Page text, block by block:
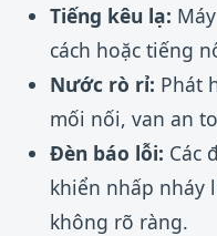
Tiếng kêu lạ:
cách hoặc tiếng
Nước rò rỉ: Phát
mối nối, van an
Đèn báo lỗi: Các
khiển nhấp nháy
không rõ ràng.